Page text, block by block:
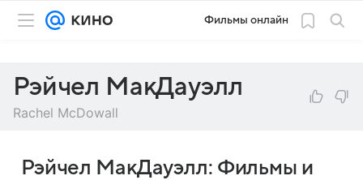
Фильмы онлайн
Рэйчел МакДауэлл
Rachel McDowall
Рэйчел МакДауэлл: Фильмы и